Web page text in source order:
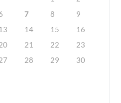
7 8
9
13 14 15
16
21 22
23
28 29
30